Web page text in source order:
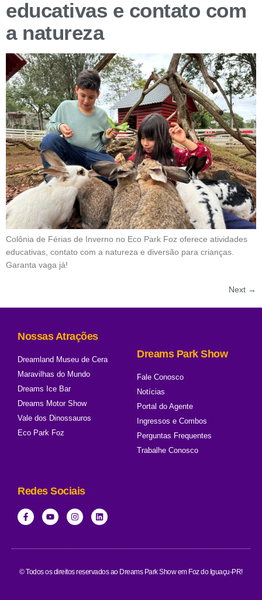
educativas e contato com
a natureza
Colônia de Férias de Inverno no Eco Park Foz oferece atividades
educativas, contato com a natureza e diversão para crianças.
Garanta vaga já!
Next →
Nossas Atrações
Dreamland Museu de Cera
Maravilhas do Mundo
Dreams Ice Bar
Dreams Motor Show
Vale dos Dinossauros
Eco Park Foz
Dreams Park Show
Fale Conosco
Notícias
Portal do Agente
Ingressos e Combos
Perguntas Frequentes
Trabalhe Conosco
Redes Sociais
© Todos os direitos reservados ao Dreams Park Show em Foz do Iguaçu-PR!